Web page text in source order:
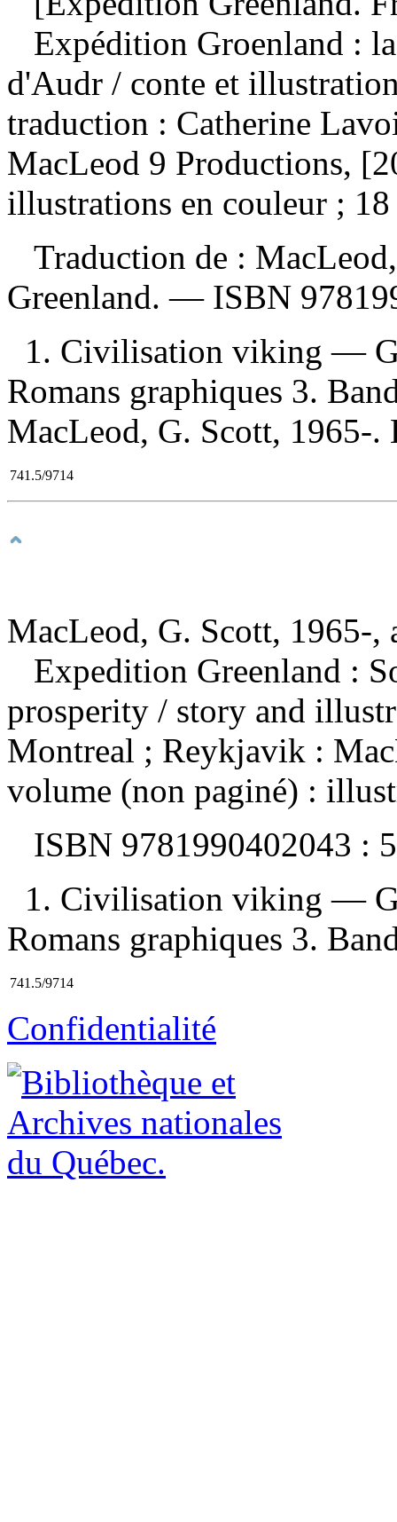
Expédition Groenland :
d'Audr / conte et
traduction : Catherine
MacLeod 9 Productions,
illustrations en couleur ;
Traduction de :
Greenland. — ISBN
1. Civilisation viking —
Romans graphiques 3.
MacLeod, G. Scott, 1965-
741.5/9714
MacLeod, G. Scott, 1965-,
Expedition Greenland :
prosperity / story and
Montreal ; Reykjavik :
volume (non paginé) :
ISBN 9781990402043 :
1. Civilisation viking —
Romans graphiques 3.
741.5/9714
Confidentialité